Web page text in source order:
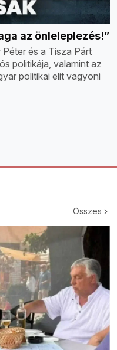
az önleleplezés!”
és a Tisza Párt
politikája, valamint az
politikai elit vagyoni
Összes